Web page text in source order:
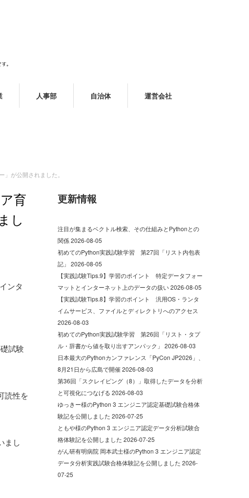
人事部 自治体 運営会社
が公開されました。
育
し
ンタ
試験
読性を
まし
更新情報
注目が集まるベクトル検索、その仕組みとPythonとの
関係2026-08-05
初めてのPython実践試験学習 第27回「リスト内包表
記」 2026-08-05
【実践試験Tips.9】学習のポイント 特定データフォー
マットとインターネット上のデータの扱い2026-08-05
【実践試験Tips.8】学習のポイント 汎用OS・ランタ
イムサービス、ファイルとディレクトリへのアクセス
2026-08-03
初めてのPython実践試験学習 第26回「リスト・タプ
ル・辞書から値を取り出すアンパック」 2026-08-03
日本最大のPythonカンファレンス「PyCon JP2026」、
8月21日から広島で開催2026-08-03
第36回「スクレイピング（8）」取得したデータを分析
と可視化につなげる 2026-08-03
ゆっきー様のPython 3 エンジニア認定基礎試験合格体
験記を公開しました 2026-07-25
ともや様のPython 3 エンジニア認定データ分析試験合
格体験記を公開しました 2026-07-25
がん研有明病院 岡本武士様のPython 3 エンジニア認定
データ分析実践試験合格体験記を公開しました 2026-
07-25